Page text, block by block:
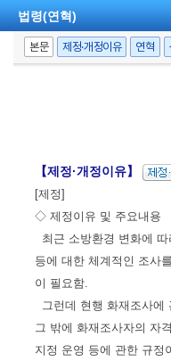
법령(연혁)
본문 제정·개정이유 연혁
【제정·개정이유】
[제정]
◇ 제정이유 및 주요내용
최근 소방환경 변화에
등에 대한 체계적인 조사
이 필요함.
그런데 현행 화재조사에
그 밖에 화재조사자의 자
지정 운영 등에 관한 규정